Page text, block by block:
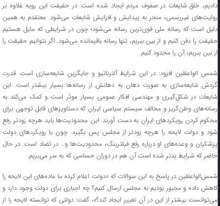
دادیم، خلق شایعات در صفوف مردم ایجاد شده است. در حقیقت این رویه علاوه بر
روایت‌های غیررسمی، منجر به پیدایش و افزایش شایعات می‌شود. معتقدم به همین
دلیل است که رسانه ملی قوی‌ترین رسانه می‌شود؛ چون در شرایطی که مایل هستیم
حقیقت را دفن کنیم و از بین ببریم، تنها رسانه باقیمانده می‌شود. اگر نتوانیم حقیقت را
از بین ببریم، آن را محدود کنیم.
شمس الواعظین افزود: در این شرایط آلترناتیو و جایگزین شایعه‌سازی است. قدرت
گردش شایعه‌سازی به صورت دهان به دهانش از رسانه‌ها بسیار بیشتر است. این
شایعات در شکل‌گیری و مهندسی افکار عمومی بسیار موثر است و کمک می‌کند به
رسانه‌های وطن‌گریز و مخالف سیستم سیاسی ایران که دستاویز‌های قابل توجهی برای
محکوم کردن رویکرد‌های ایران به دست آورند. این محدودیت‌ها باید هرچه زودتر رفع
شود و دولت لایحه را هرچه زودتر از مجلس پس بگیرد. چون با رویکرد‌های دولت
پزشکیان و وعده‌های او درباره رفع فیلترینگ، محدودیت‌ها و… در تضاد است. در حال
حاضر که شرایط بدتر شده است آن هم در دوران حساسی که به سر می‌بریم.
شمس‌الواعظین در پاسخ به این سوالات که «دولت اعلام کرده ما ماده‌های این لایحه را
کاهش داده و مجبور بودیم به مجلس ارسال کنیم؟ چه اجباری برای دولت وجود دارد و
می‌توانست بیشتر از این در آن تغییر ایجاد کند؟»، گفت: دولتی که توانسته لایحه را از